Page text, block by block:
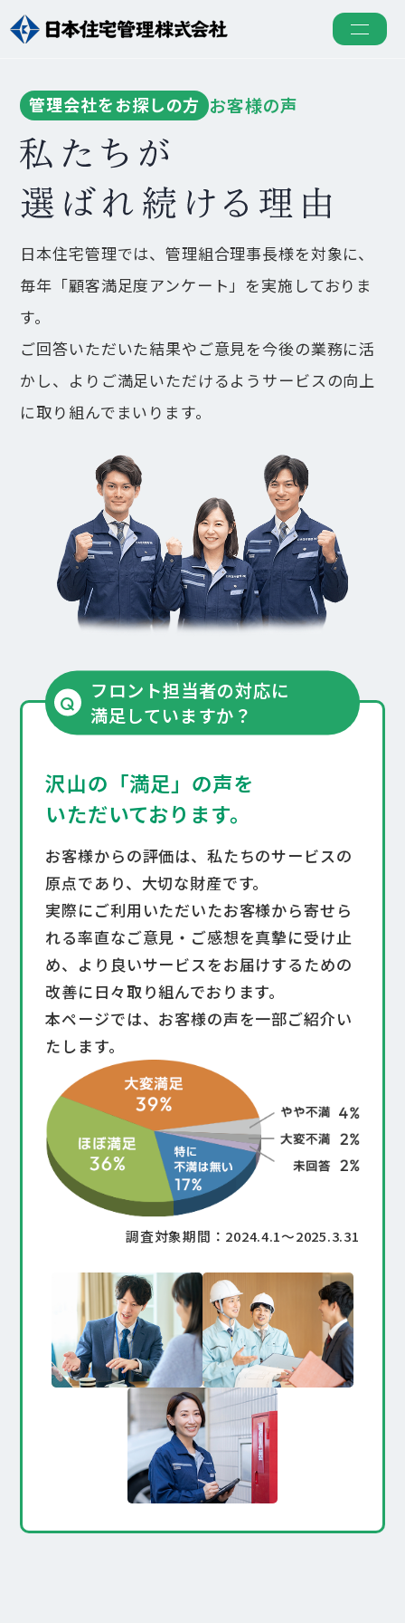
5つの強み
透明会計サポート
安心清掃サポート
建物管理サポート
緊急対応サポート
マンションにお住まいの方
居住者マイページ
「N-WEBサービス」
暮らしのコンシェルジュ
「N-Life＋」
管理会社をお探しの方
日本住宅管理のマンション管理
管理会社変更Q＆A
お客様の声
自主管理マンションのお客様
法人の お客様
お問い合わせ
採用情報
私たちのこと
先輩社員の声
社会に届けること​
エントリーフォーム
ここで働くこと​
企業情報
不動産仲介業者の方
CONTACT
管理会社をお探しの方 お客様の声
日本住宅管理では、管理組合理事長様を対象に、
毎年「顧客満足度アンケート」を実施しておりま
す。​
ご回答いただいた結果やご意見を今後の業務に活
かし、 よりご満足いただけるようサービスの向上
に取り組んでまいります。
Q
フロント担当者の対応に
満足していますか？
沢山の「満足」の声を​
いただいております。
お客様からの評価は、私たちのサービスの
原点であり、 大切な財産です。​
実際にご利用いただいたお客様から寄せら
れる率直なご意見・ご感想を真摯に受け止
め、より良いサービスをお届けするための
改善に日々取り組んでおります。​
本ページでは、お客様の声を一部ご紹介い
たします。​
調査対象期間：2024.4.1～2025.3.31